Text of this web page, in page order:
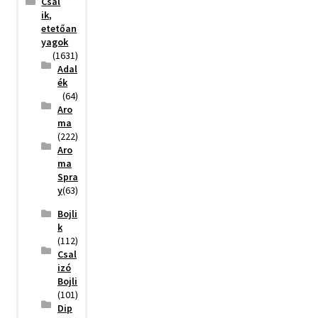
ik,
etetőan
yagok
(1631)
Adal
ék
(64)
Aro
ma
(222)
Aro
ma
Spra
y(63)
Bojli
k
(112)
Csal
izó
Bojli
(101)
Dip